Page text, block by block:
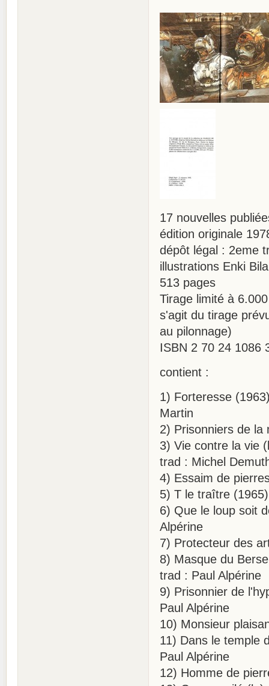
17 nouvelles
édition originale
dépôt légal : 2eme
illustrations Enki
513 pages
Tirage limité à
s'agit du tirage
au pilonnage)
ISBN 2 70 24 1086
contient :
1) Forteresse
Martin
2) Prisonniers de la
3) Vie contre la vie
trad : Michel
4) Essaim de
5) T le traître
6) Que le loup soit
Alpérine
7) Protecteur des
8) Masque du
trad : Paul Alpérine
9) Prisonnier de
Paul Alpérine
10) Monsieur
11) Dans le temple
Paul Alpérine
12) Homme de